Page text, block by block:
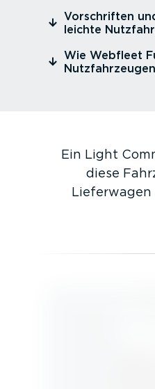
⁠Vorschriften
leichte
⁠Wie Webfleet
Ein Light
diese
Lieferwagen